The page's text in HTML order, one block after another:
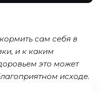
сам себя в
и к каким
это может
исходе.